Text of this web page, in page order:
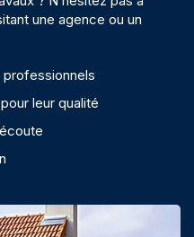
une agence ou un
professionnels
leur qualité